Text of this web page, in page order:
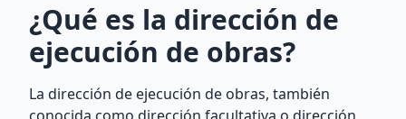
¿Qué es la dirección de
ejecución de obras?
La dirección de ejecución de obras, también